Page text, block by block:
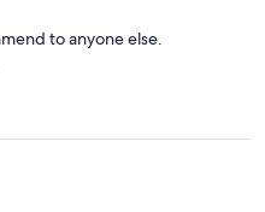
to anyone else.